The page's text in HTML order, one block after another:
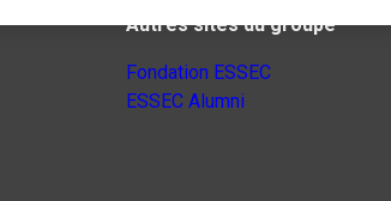
Autres sites du groupe
Fondation ESSEC
ESSEC Alumni